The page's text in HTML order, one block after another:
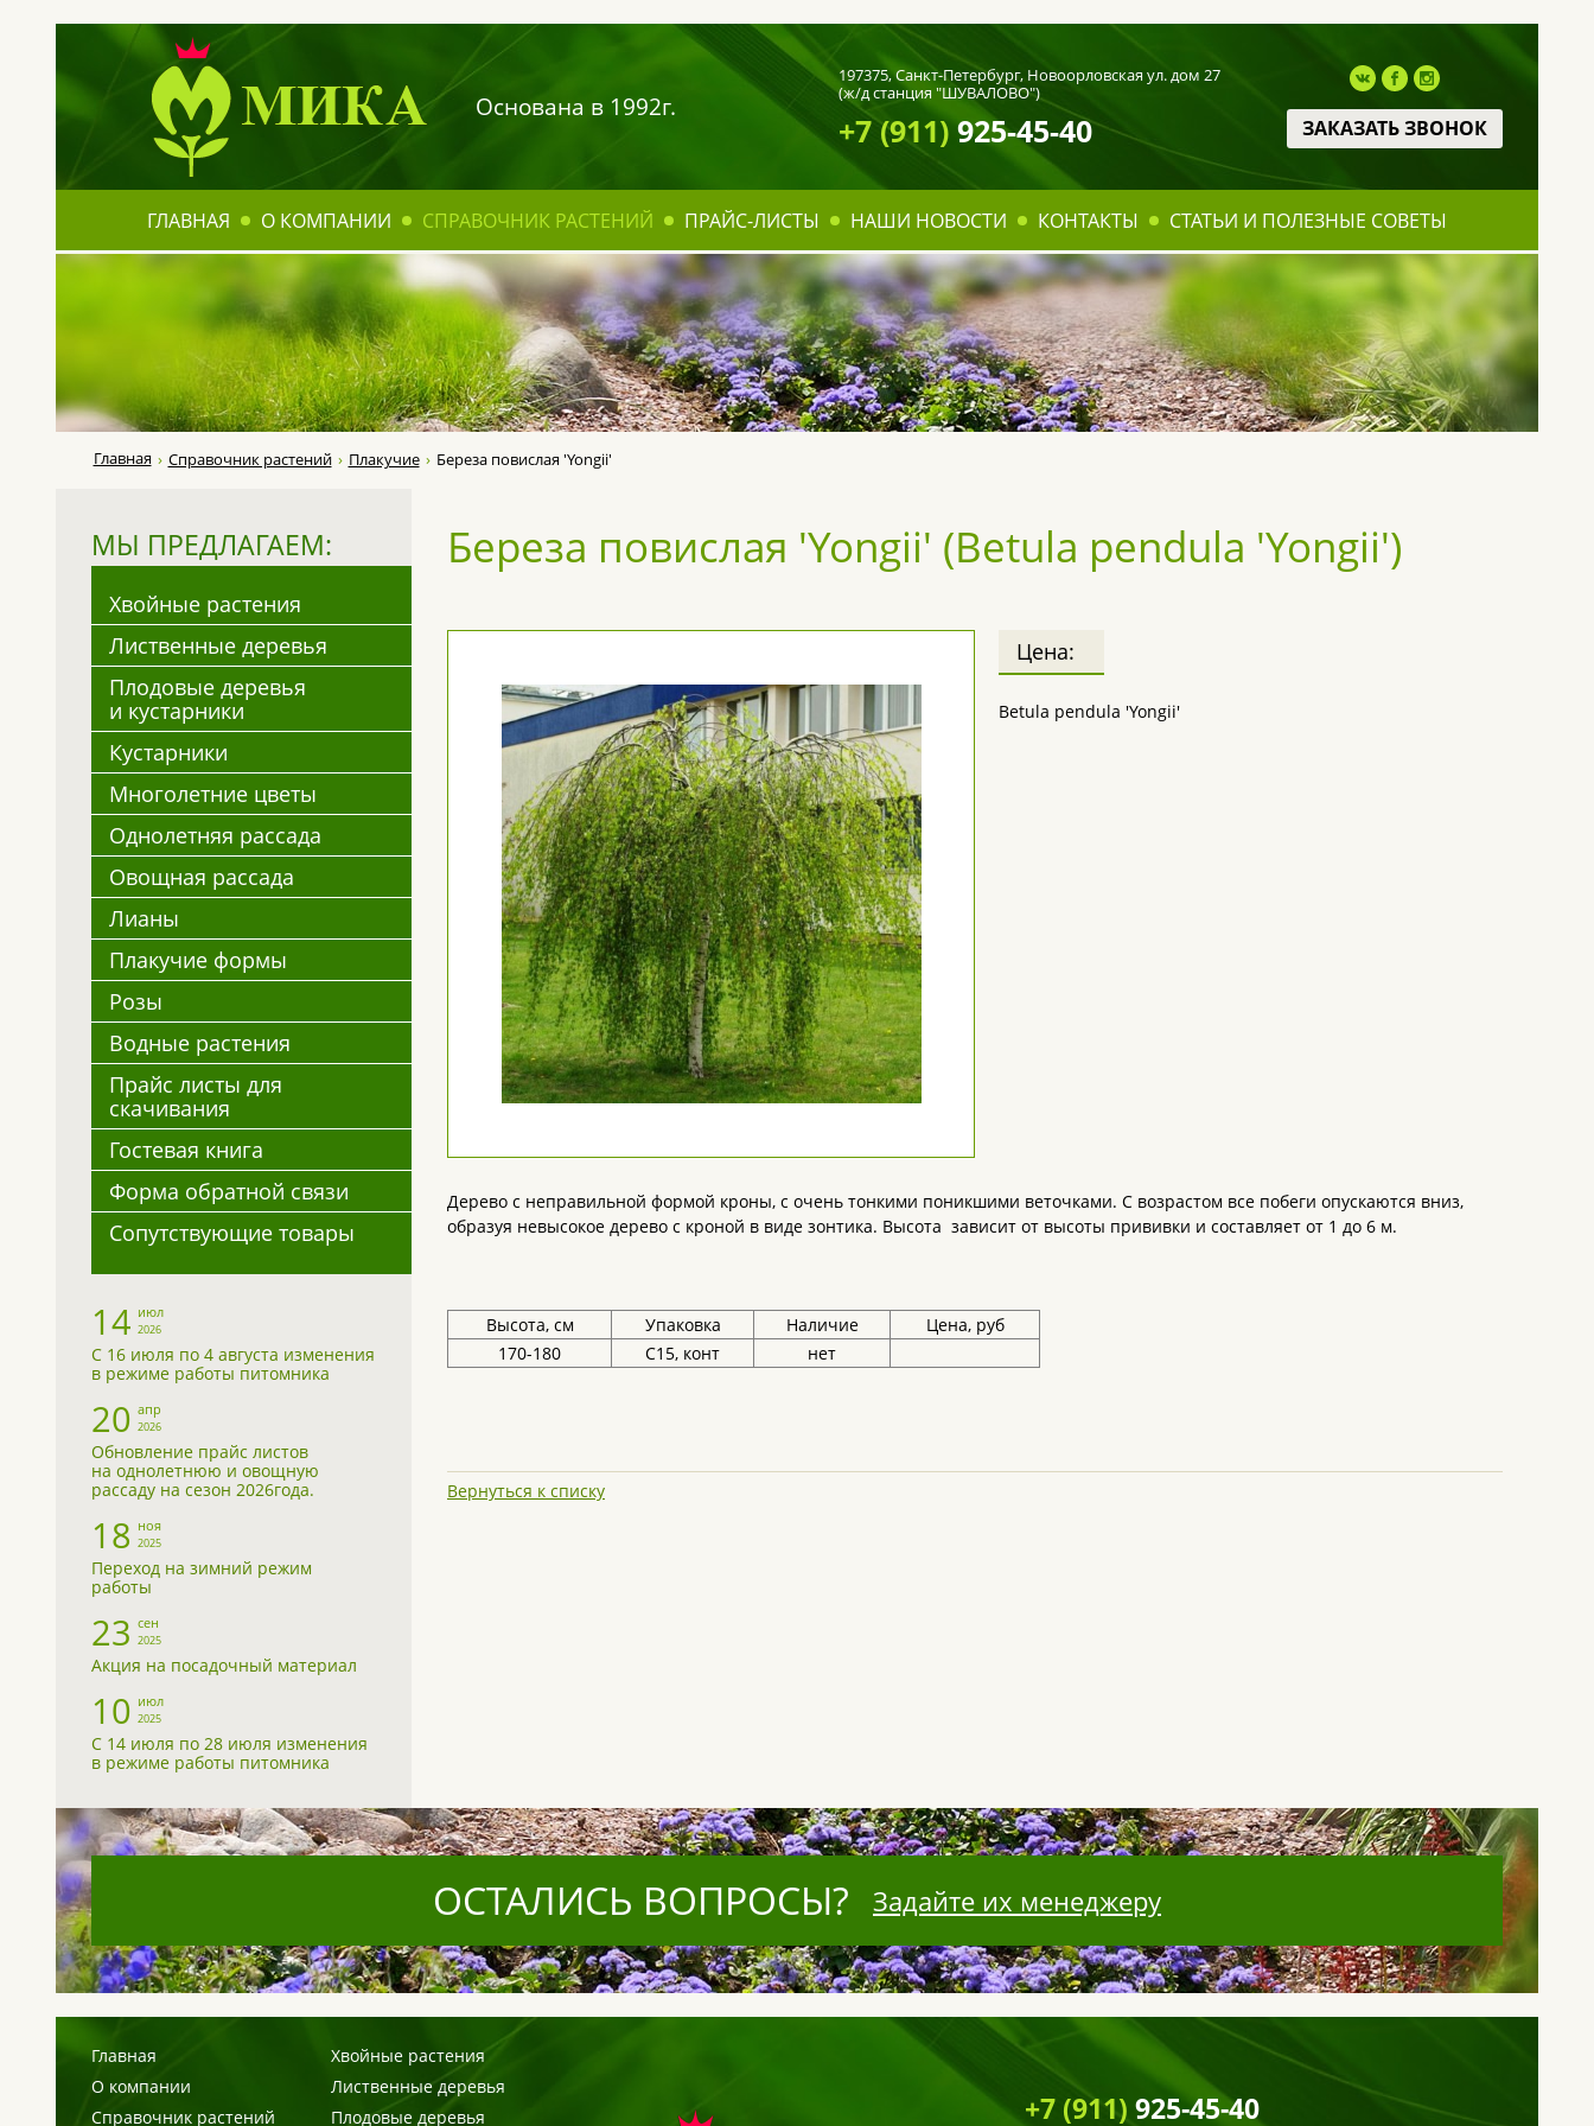
Основана в 1992г.
197375,Санкт-Петербург, Новоорловская ул. дом 27
(ж/д станция "ШУВАЛОВО")
+7 (911)925-45-40 ЗАКАЗАТЬ ЗВОНОК
ГЛАВНАЯ О КОМПАНИИ СПРАВОЧНИК РАСТЕНИЙ ПРАЙС-ЛИСТЫ НАШИ НОВОСТИ КОНТАКТЫ СТАТЬИ И ПОЛЕЗНЫЕ СОВЕТЫ
Главная Справочник растений Плакучие Береза повислая 'Yongii'
МЫ ПРЕДЛАГАЕМ:
Хвойные растения
Лиственные деревья
Плодовые деревья
и кустарники
Кустарники
Многолетние цветы
Однолетняя рассада
Овощная рассада
Лианы
Плакучие формы
Розы
Водные растения
Прайс листы для
скачивания
Гостевая книга
Форма обратной связи
Сопутствующие товары
14 июл
2026
С 16 июля по 4 августа изменения
в режиме работы питомника
20 апр
2026
Обновление прайс листов
на однолетнюю и овощную
рассаду на сезон 2026года.
18 ноя
2025
Переход на зимний режим
работы
23 сен
2025
Акция на посадочный материал
10 июл
2025
С 14 июля по 28 июля изменения
в режиме работы питомника
Береза повислая 'Yongii' (Betula pendula 'Yongii')
Цена:
Betula pendula 'Yongii'
Дерево с неправильной формой кроны, с очень тонкими поникшими веточками. С возрастом все побеги опускаются вниз,
образуя невысокое дерево с кроной в виде зонтика. Высота зависит от высоты прививки и составляет от 1 до 6 м.
Высота, см Упаковка Наличие
Цена, руб
170-180
С15, конт нет
Вернуться к списку
ОСТАЛИСЬ ВОПРОСЫ? Задайте их менеджеру
Главная
О компании
Справочник растений
Хвойные растения
Лиственные деревья
Плодовые деревья
+7 (911) 925-45-40